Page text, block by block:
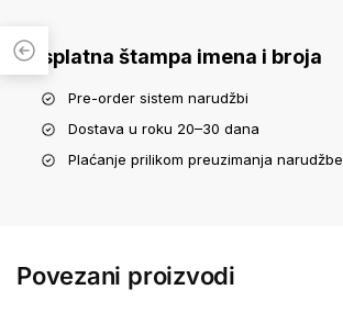
Besplatna štampa imena i broja
Pre-order sistem narudžbi
Dostava u roku 20–30 dana
Plaćanje prilikom preuzimanja narudžbe
Povezani proizvodi